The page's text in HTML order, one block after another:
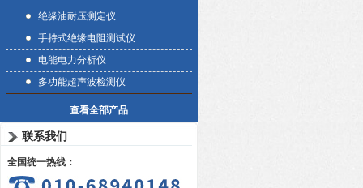
绝缘油耐压测定仪
手持式绝缘电阻测试仪
电能电力分析仪
多功能超声波检测仪
查看全部产品
联系我们
全国统一热线：